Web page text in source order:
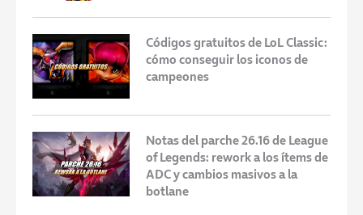
Códigos gratuitos de LoL Classic:
cómo conseguir los iconos de
campeones
Notas del parche 26.16 de League
of Legends: rework a los ítems de
ADC y cambios masivos a la
botlane